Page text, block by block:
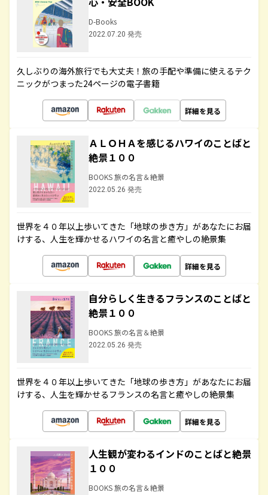
D-Books
2022.07.20 発売
久しぶりの海外旅行でも大丈夫！旅の手配や準備に使えるテク
ニックがつまった24ページの電子書籍
詳細を見る
ＡＬＯＨＡを感じるハワイのことばと
絶景１００
BOOKS 旅の名言＆絶景
2022.05.26 発売
世界を４０年以上歩いてきた「地球の歩き方」があなたにお届
けする、人生を輝かせるハワイの名言と癒やしの絶景集
詳細を見る
自分らしく生きるフランスのことばと
絶景１００
BOOKS 旅の名言＆絶景
2022.05.26 発売
世界を４０年以上歩いてきた「地球の歩き方」があなたにお届
けする、人生を輝かせるフランスの名言と癒やしの絶景集
詳細を見る
人生観が変わるインドのことばと絶景
１００
BOOKS 旅の名言＆絶景